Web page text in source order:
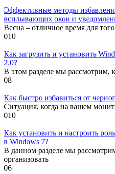
Эффективные методы
всплывающих окон и
Весна – отличное время для
010
Как загрузить и установить
2.0?
В этом разделе мы рассмотрим,
08
Как быстро избавиться от
Ситуация, когда на вашем
010
Как установить и настроить
в Windows 7?
В данном разделе мы
организовать
06